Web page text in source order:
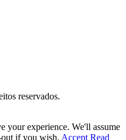
reservados.
your experience. We'll assume
if you wish. Accept Read